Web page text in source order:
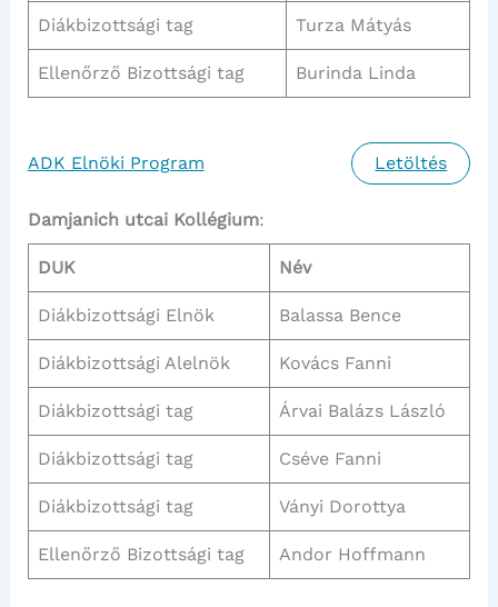
Diákbizottsági tag Turza Mátyás
Ellenőrző Bizottsági tag Burinda Linda
ADK Elnöki Program Letöltés
Damjanich utcai Kollégium:
DUK Név
Diákbizottsági Elnök Balassa Bence
Diákbizottsági Alelnök Kovács Fanni
Diákbizottsági tag Árvai Balázs László
Diákbizottsági tag Cséve Fanni
Diákbizottsági tag Ványi Dorottya
Ellenőrző Bizottsági tag Andor Hoffmann